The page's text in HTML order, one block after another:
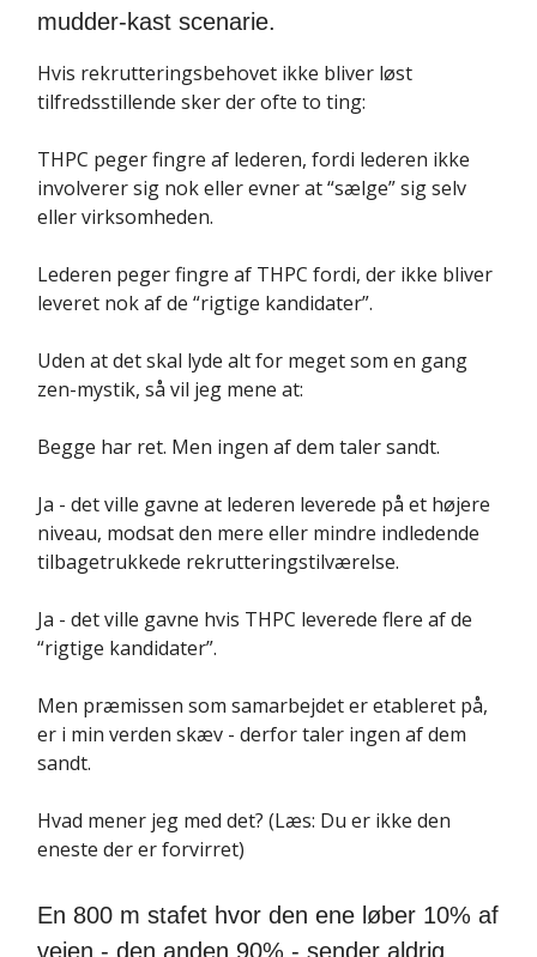
mudder-kast scenarie.
Hvis rekrutteringsbehovet ikke bliver løst
tilfredsstillende sker der ofte to ting:
THPC peger fingre af lederen, fordi lederen ikke
involverer sig nok eller evner at “sælge” sig selv
eller virksomheden.
Lederen peger fingre af THPC fordi, der ikke bliver
leveret nok af de “rigtige kandidater”.
Uden at det skal lyde alt for meget som en gang
zen-mystik, så vil jeg mene at:
Begge har ret. Men ingen af dem taler sandt.
Ja - det ville gavne at lederen leverede på et højere
niveau, modsat den mere eller mindre indledende
tilbagetrukkede rekrutteringstilværelse.
Ja - det ville gavne hvis THPC leverede flere af de
“rigtige kandidater”.
Men præmissen som samarbejdet er etableret på,
er i min verden skæv - derfor taler ingen af dem
sandt.
Hvad mener jeg med det? (Læs: Du er ikke den
eneste der er forvirret)
En 800 m stafet hvor den ene løber 10% af
vejen - den anden 90% - sender aldrig